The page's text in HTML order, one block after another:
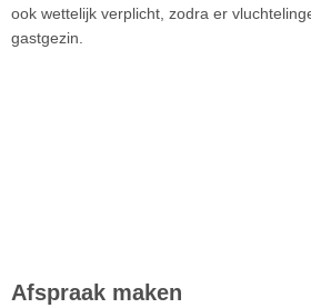
ook wettelijk verplicht, zodra er
gastgezin.
Afspraak maken